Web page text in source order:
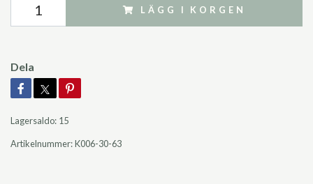
LÄGG I KORGEN
Dela
Lagersaldo: 15
Artikelnummer:K006-30-63